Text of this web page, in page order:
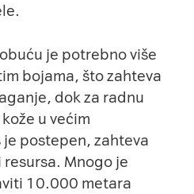
je potrebno više
bojama, što zahteva
dok za radnu
u većim
postepen, zahteva
Mnogo je
10.000 metara